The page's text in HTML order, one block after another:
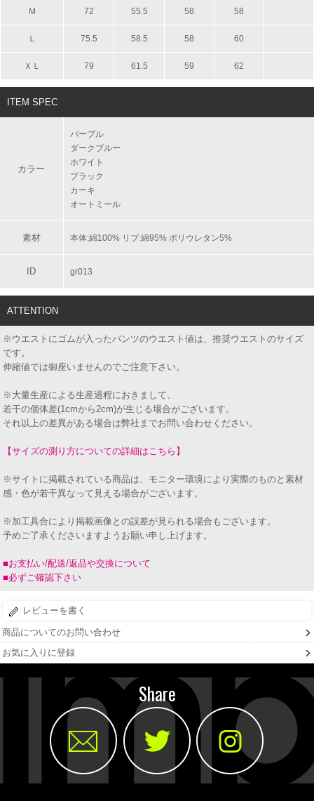
Ｍ 72 55.5 58 58
Ｌ 75.5 58.5 58 60
ＸＬ 79 61.5 59 62
ITEM SPEC
カラー
パープル
ダークブルー
ホワイト
ブラック
カーキ
オートミール
素材 本体:綿100% リブ:綿95% ポリウレタン5%
ID gr013
ATTENTION
※ウエストにゴムが入ったパンツのウエスト値は、推奨ウエストのサイズ
です。
伸縮値では御座いませんのでご注意下さい。
※大量生産による生産過程におきまして、
若干の個体差(1cmから2cm)が生じる場合がございます。
それ以上の差異がある場合は弊社までお問い合わせください。
【サイズの測り方についての詳細はこちら】
※サイトに掲載されている商品は、モニター環境により実際のものと素材
感・色が若干異なって見える場合がございます。
※加工具合により掲載画像との誤差が見られる場合もございます。
予めご了承くださいますようお願い申し上げます。
■お支払い/配送/返品や交換について
■必ずご確認下さい
レビューを書く
商品についてのお問い合わせ
お気に入りに登録
Share